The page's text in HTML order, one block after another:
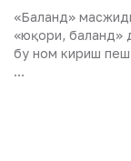
«Баланд»
«юқори, баланд»
бу ном кириш
...